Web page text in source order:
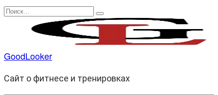
Перейти
содержанию
Search
GoodLooker
Сайт о фитнесе и тренировках